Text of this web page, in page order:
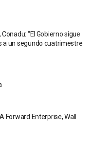
“El Gobierno sigue
a un segundo cuatrimestre
Forward Enterprise, Wall